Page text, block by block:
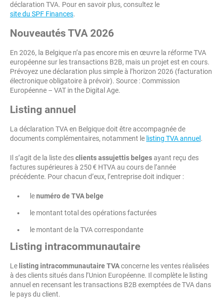
déclaration TVA. Pour en savoir plus, consultez le
site du SPF Finances.
Nouveautés TVA 2026
En 2026, la Belgique n’a pas encore mis en œuvre la réforme TVA
européenne sur les transactions B2B, mais un projet est en cours.
Prévoyez une déclaration plus simple à l’horizon 2026 (facturation
électronique obligatoire à prévoir). Source : Commission
Européenne – VAT in the Digital Age.
Listing annuel
La déclaration TVA en Belgique doit être accompagnée de
documents complémentaires, notamment le listing TVA annuel .
Il s’agit de la liste desclients assujettis belgesayant reçu des
factures supérieures à 250 € HTVA au cours de l’année
précédente. Pour chacun d’eux, l’entreprise doit indiquer :
lenuméro de TVA belge
le montant total des opérations facturées
le montant de la TVA correspondante
Listing intracommunautaire
Le listing intracommunautaire TVAconcerne les ventes réalisées
à des clients situés dans l’Union Européenne. Il complète le listing
annuel en recensant les transactions B2B exemptées de TVA dans
le pays du client.